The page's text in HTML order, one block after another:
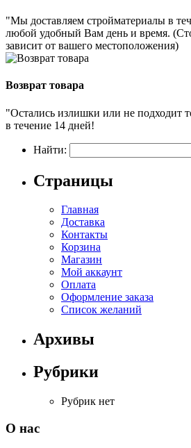
"Мы доставляем стройматериалы в
любой удобный Вам день и время.
зависит от вашего местоположения)
Возврат товара
"Остались излишки или не подходит
в течение 14 дней!
Найти:
Страницы
Главная
Доставка
Контакты
Корзина
Магазин
Мой аккаунт
Оплата
Оформление заказа
Список желаний
Архивы
Рубрики
Рубрик нет
О нас